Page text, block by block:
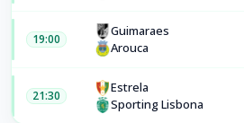
19:00
Guimaraes
Arouca
21:30
Estrela
Sporting Lisbona